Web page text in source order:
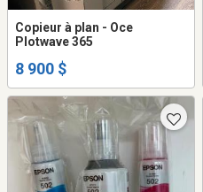
Copieur à plan - Oce
Plotwave 365
8 900 $